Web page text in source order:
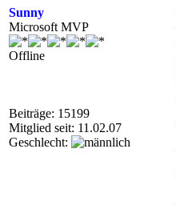
Sunny
Microsoft MVP
Offline
Beiträge: 15199
Mitglied seit: 11.02.07
Geschlecht: